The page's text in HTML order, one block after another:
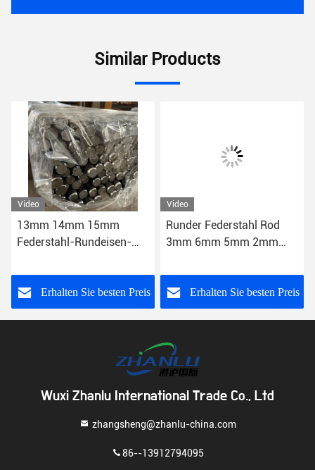
Similar Products
Video
13mm 14mm 15mm
Federstahl-Rundeisen-
1200mm
Erhalten Sie besten Preis
Video
Runder Federstahl Rod
3mm 6mm 5mm 2mm
Erhalten Sie besten Preis
Wuxi Zhanlu International Trade Co., Ltd
zhangsheng@zhanlu-china.com
86--13912794095